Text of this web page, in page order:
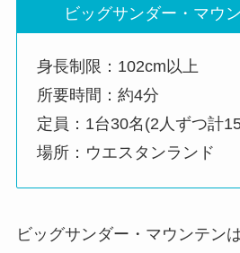
ビッグサンダー・マウ
身長制限：102cm以上
所要時間：約4分
定員：1台30名(2人ずつ計
場所：ウエスタンランド
ビッグサンダー・マウンテン